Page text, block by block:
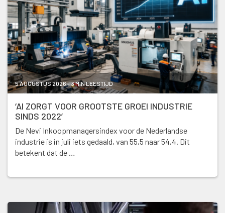
5 AUGUSTUS 2026 - 3 MIN LEESTIJD
‘AI ZORGT VOOR GROOTSTE GROEI INDUSTRIE
SINDS 2022’
De Nevi Inkoopmanagersindex voor de Nederlandse
industrie is in juli iets gedaald, van 55,5 naar 54,4. Dit
betekent dat de …